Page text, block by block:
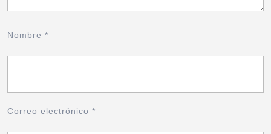
Nombre *
Correo electrónico *